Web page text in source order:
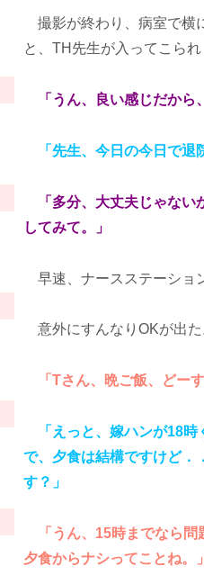
撮影が終わり、病室で横
と、TH先生が入ってこられ
「うん、良い感じだから
「先生、今日の今日で退
「多分、大丈夫じゃない
してみて。」
早速、ナースステーショ
意外にすんなりOKが出た
「Tさん、晩ご飯、どーす
「えっと、嫁ハンが18時
で、夕食は結構ですけど．
す？」
「うん、15時までなら問
夕食からナシってことね。」